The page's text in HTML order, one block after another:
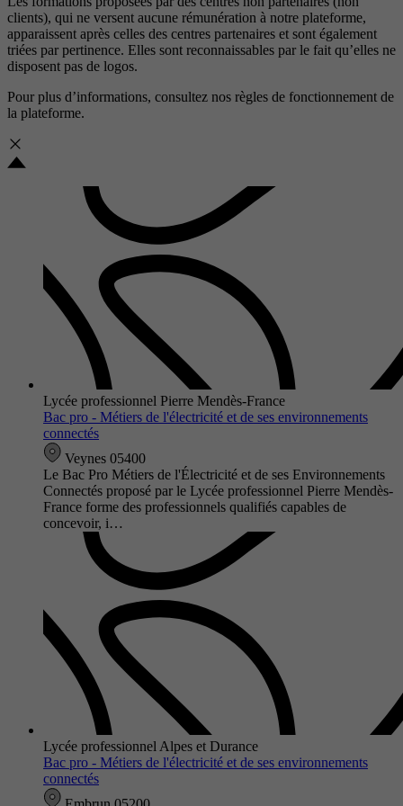
clients), qui ne versent aucune rémunération à notre plateforme,
apparaissent après celles des centres partenaires et sont également
triées par pertinence. Elles sont reconnaissables par le fait qu’elles ne
disposent pas de logos.
Pour plus d’informations, consultez nos règles de fonctionnement de
la plateforme.
Lycée professionnel Pierre Mendès-France
Bac pro - Métiers de l'électricité et de ses environnements
connectés
Veynes 05400
Le Bac Pro Métiers de l'Électricité et de ses Environnements
Connectés proposé par le Lycée professionnel Pierre Mendès-
France forme des professionnels qualifiés capables de
concevoir, i…
Lycée professionnel Alpes et Durance
Bac pro - Métiers de l'électricité et de ses environnements
connectés